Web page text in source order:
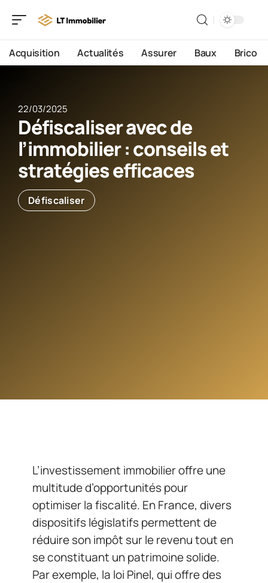
Acquisition Actualités Assurer Baux Brico
22/03/2025
Défiscaliser avec de
l’immobilier : conseils et
stratégies efficaces
Défiscaliser
L’investissement immobilier offre une
multitude d’opportunités pour
optimiser la fiscalité. En France, divers
dispositifs législatifs permettent de
réduire son impôt sur le revenu tout en
se constituant un patrimoine solide.
Par exemple, la loi Pinel, qui offre des